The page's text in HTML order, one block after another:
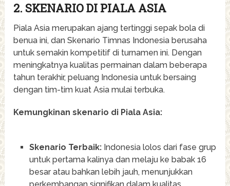
2. SKENARIO DI PIALA ASIA
Piala Asia merupakan ajang tertinggi sepak bola di
benua ini, dan Skenario Timnas Indonesia berusaha
untuk semakin kompetitif di turnamen ini. Dengan
meningkatnya kualitas permainan dalam beberapa
tahun terakhir, peluang Indonesia untuk bersaing
dengan tim-tim kuat Asia mulai terbuka.
Kemungkinan skenario di Piala Asia:
Skenario Terbaik:Indonesia lolos dari fase grup
untuk pertama kalinya dan melaju ke babak 16
besar atau bahkan lebih jauh, menunjukkan